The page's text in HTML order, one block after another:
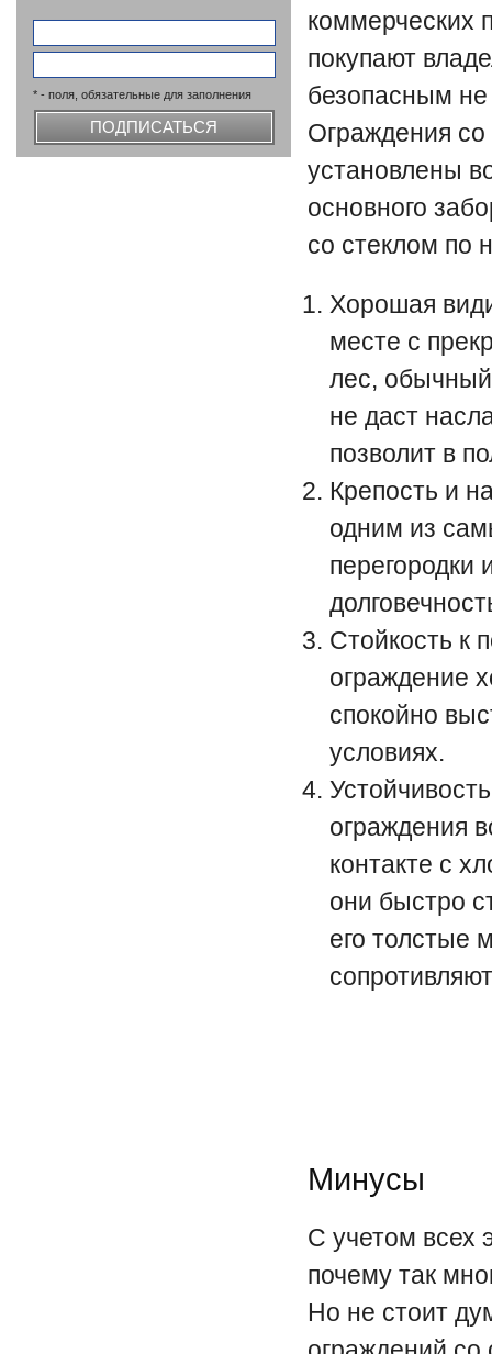
* - поля, обязательные для заполнения
ПОДПИСАТЬСЯ
коммерческих
покупают
безопасным
Ограждения со
установлены
основного
со стеклом по
Хорошая
месте с
лес,
не даст
позволит в
Крепость и
одним из
перегородки
Стойкость к
ограждение
спокойно
условиях.
ограждения
контакте с
они быстро
его толстые
Минусы
С учетом всех
почему так
Но не стоит